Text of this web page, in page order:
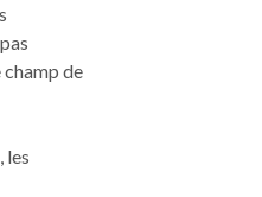
champ de
les